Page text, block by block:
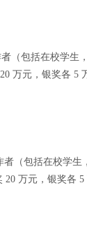
包括在校学生
万元，银奖各 5
（包括在校学生
万元，银奖各